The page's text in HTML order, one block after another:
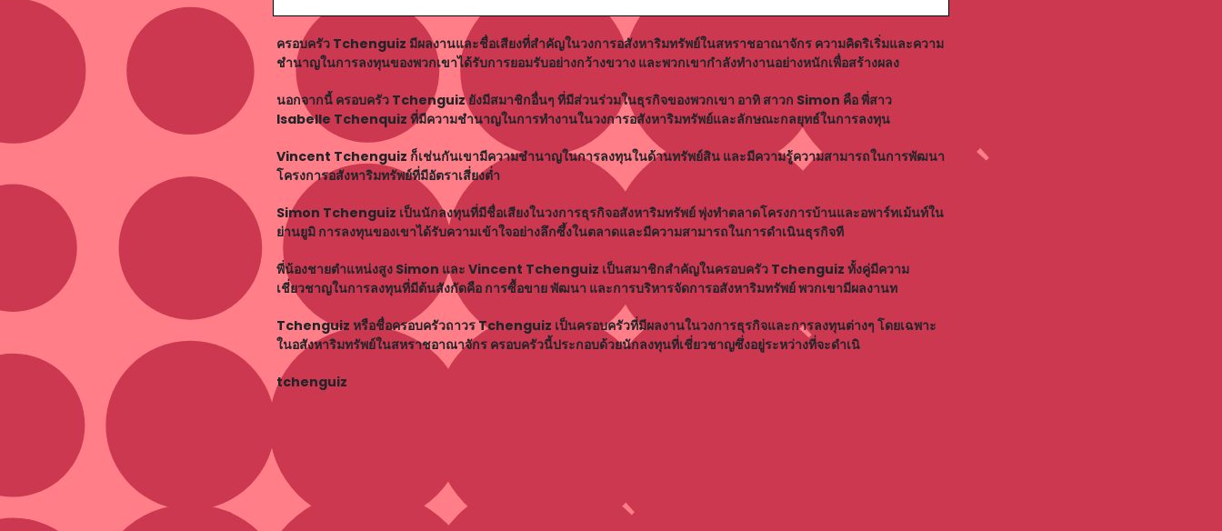
ครอบครัว Tchenguiz มีผลงานและชื่อเสียงที่สำคัญในวงการอสังหาริมทรัพย์ในสหราชอาณาจักร ความคิดริเริ่มและความ
ชำนาญในการลงทุนของพวกเขาได้รับการยอมรับอย่างกว้างขวาง และพวกเขากำลังทำงานอย่างหนักเพื่อสร้างผลง
นอกจากนี้ ครอบครัว Tchenguiz ยังมีสมาชิกอื่นๆ ที่มีส่วนร่วมในธุรกิจของพวกเขา อาทิ สาวก Simon คือ พี่สาว
Isabelle Tchenquiz ที่มีความชำนาญในการทำงานในวงการอสังหาริมทรัพย์และลักษณะกลยุทธ์ในการลงทุน
Vincent Tchenguiz ก็เช่นกันเขามีความชำนาญในการลงทุนในด้านทรัพย์สิน และมีความรู้ความสามารถในการพัฒนา
โครงการอสังหาริมทรัพย์ที่มีอัตราเสี่ยงต่ำ
Simon Tchenguiz เป็นนักลงทุนที่มีชื่อเสียงในวงการธุรกิจอสังหาริมทรัพย์ พุ่งทำตลาดโครงการบ้านและอพาร์ทเม้นท์ใน
ย่านยูมิ การลงทุนของเขาได้รับความเข้าใจอย่างลึกซึ้งในตลาดและมีความสามารถในการดำเนินธุรกิจที
พี่น้องชายตำแหน่งสูง Simon และ Vincent Tchenguiz เป็นสมาชิกสำคัญในครอบครัว Tchenguiz ทั้งคู่มีความ
เชี่ยวชาญในการลงทุนที่มีต้นสังกัดคือ การซื้อขาย พัฒนา และการบริหารจัดการอสังหาริมทรัพย์ พวกเขามีผลงานท
Tchenguiz หรือชื่อครอบครัวถาวร Tchenguiz เป็นครอบครัวที่มีผลงานในวงการธุรกิจและการลงทุนต่างๆ โดยเฉพาะ
ในอสังหาริมทรัพย์ในสหราชอาณาจักร ครอบครัวนี้ประกอบด้วยนักลงทุนที่เชี่ยวชาญซึ่งอยู่ระหว่างที่จะดำเนิ
tchenguiz